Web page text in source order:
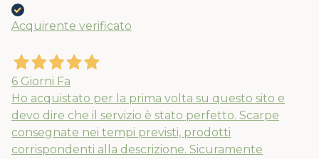
Acquirente verificato
6 Giorni Fa
Ho acquistato per la prima volta su questo sito e
devo dire che il servizio è stato perfetto. Scarpe
consegnate nei tempi previsti, prodotti
corrispondenti alla descrizione. Sicuramente